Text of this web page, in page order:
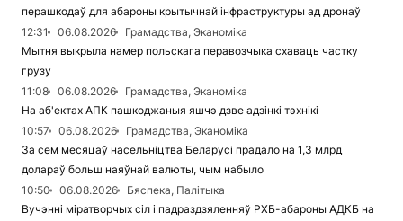
перашкодаў для абароны крытычнай інфраструктуры ад дронаў
12:31
06.08.2026
Грамадства, Эканоміка
Мытня выкрыла намер польскага перавозчыка схаваць частку
грузу
11:08
06.08.2026
Грамадства, Эканоміка
На аб'ектах АПК пашкоджаныя яшчэ дзве адзінкі тэхнікі
10:57
06.08.2026
Грамадства, Эканоміка
За сем месяцаў насельніцтва Беларусі прадало на 1,3 млрд
долараў больш наяўнай валюты, чым набыло
10:50
06.08.2026
Бяспека, Палітыка
Вучэнні міратворчых сіл і падраздзяленняў РХБ-абароны АДКБ на